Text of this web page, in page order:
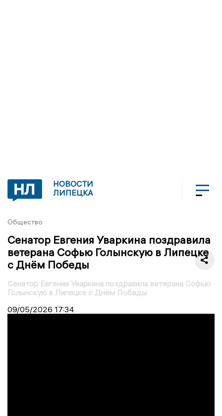
НОВОСТИ
ЛИПЕЦКА
Общество
Сенатор Евгения Уваркина поздравила
ветерана Софью Голынскую в Липецке
с Днём Победы
Сенатор Евгения Уваркина поздравила ветерана Софью
Голынскую в Липецке с Днём Победы
09/05/2026 17:34